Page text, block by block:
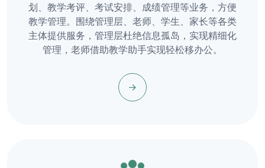
划、教学考评、考试安排、成绩管理等业务，方便
教学管理。围绕管理层、老师、学生、家长等各类
主体提供服务，管理层杜绝信息孤岛，实现精细化
管理，老师借助教学助手实现轻松移办公。